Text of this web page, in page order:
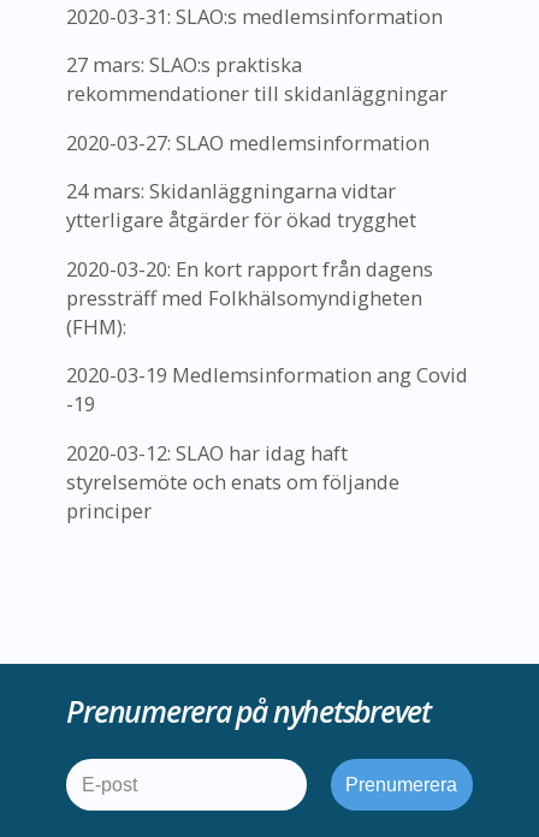
2020-03-31: SLAO:s medlemsinformation
27 mars: SLAO:s praktiska
rekommendationer till skidanläggningar
2020-03-27: SLAO medlemsinformation
24 mars: Skidanläggningarna vidtar
ytterligare åtgärder för ökad trygghet
2020-03-20: En kort rapport från dagens
pressträff med Folkhälsomyndigheten
(FHM):
2020-03-19 Medlemsinformation ang Covid
-19
2020-03-12: SLAO har idag haft
styrelsemöte och enats om följande
principer
Prenumerera på nyhetsbrevet